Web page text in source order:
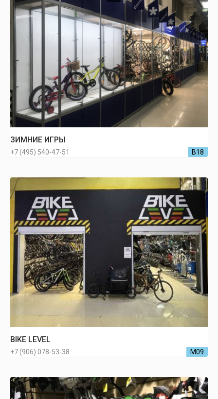
ЗИМНИЕ ИГРЫ
В18
+7 (495) 540-47-51
BIKE LEVEL
М09
+7 (906) 078-53-38